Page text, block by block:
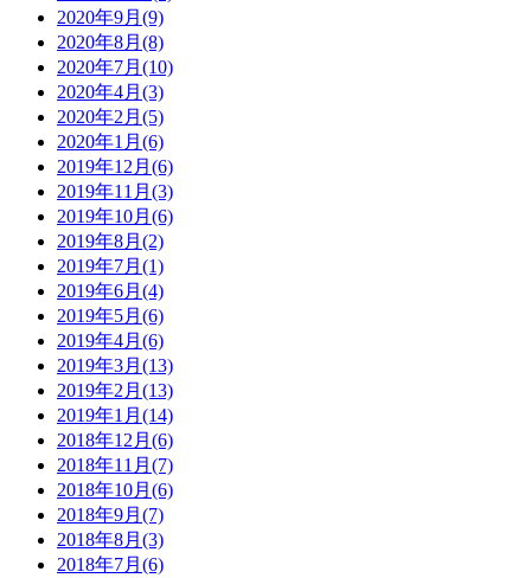
2020年9月(9)
2020年8月(8)
2020年7月(10)
2020年4月(3)
2020年2月(5)
2020年1月(6)
2019年12月(6)
2019年11月(3)
2019年10月(6)
2019年8月(2)
2019年7月(1)
2019年6月(4)
2019年5月(6)
2019年4月(6)
2019年3月(13)
2019年2月(13)
2019年1月(14)
2018年12月(6)
2018年11月(7)
2018年10月(6)
2018年9月(7)
2018年8月(3)
2018年7月(6)